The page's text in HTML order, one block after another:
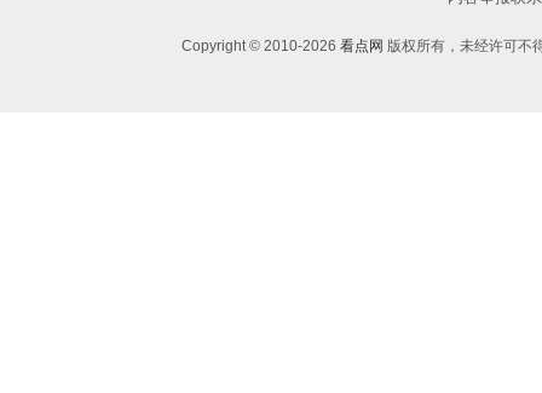
Copyright © 2010-2026 看点网 版权所有，未经许可不